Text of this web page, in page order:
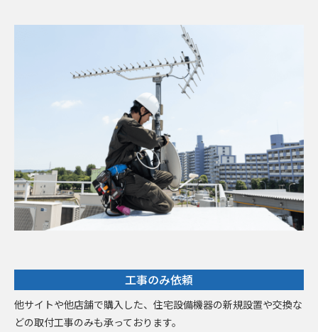
工事のみ依頼
他サイトや他店舗で購入した、住宅設備機器の新規設置や交換な
どの取付工事のみも承っております。